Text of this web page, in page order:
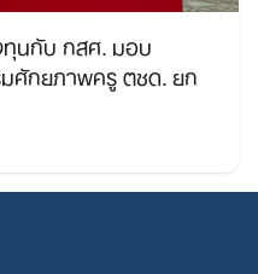
นกับ กสศ. มอบ
มศักยภาพครู ตชด. ยก